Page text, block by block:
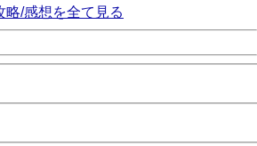
略/感想を全て見る